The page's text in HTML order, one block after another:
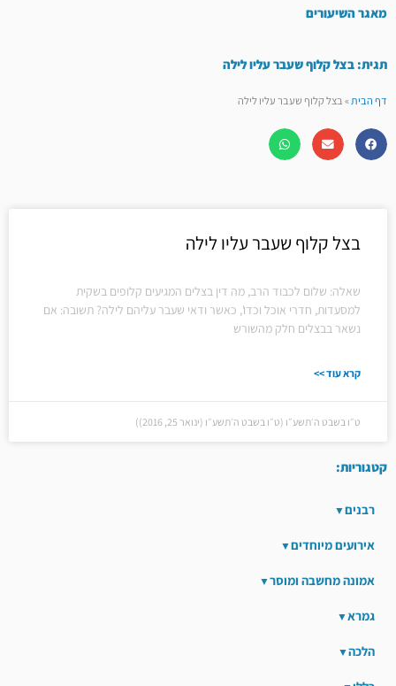
מאגר השיעורים
תגית: בצל קלוף שעבר עליו לילה
דף הבית»בצל קלוף שעבר עליו לילה
בצל קלוף שעבר עליו לילה
שאלה: שלום לכבוד הרב, מה דין בצלים המגיעים קלופים בשקית
למסעדות, חדרי אוכל וכדו', כאשר ודאי שעבר עליהם לילה? תשובה: אם
נשאר בבצלים חלק מהשורש
קרא עוד >>
ט״ו בשבט ה׳תשע״ו (ט״ו בשבט ה׳תשע״ו (ינואר 25, 2016))
קטגוריות:
רבנים
אירועים מיוחדים
אמונה מחשבה ומוסר
גמרא
הלכה